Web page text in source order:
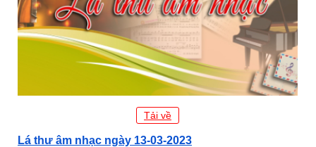
Tải về
Lá thư âm nhạc ngày 13-03-2023